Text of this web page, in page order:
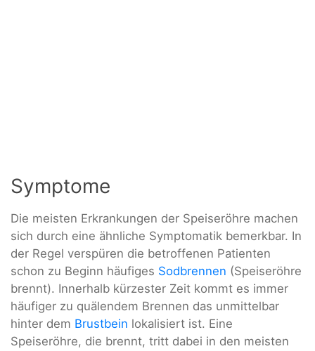
Symptome
Die meisten Erkrankungen der Speiseröhre machen
sich durch eine ähnliche Symptomatik bemerkbar. In
der Regel verspüren die betroffenen Patienten
schon zu Beginn häufiges Sodbrennen (Speiseröhre
brennt). Innerhalb kürzester Zeit kommt es immer
häufiger zu quälendem Brennen das unmittelbar
hinter dem Brustbein lokalisiert ist. Eine
Speiseröhre, die brennt, tritt dabei in den meisten